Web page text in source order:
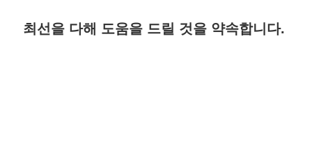
최선을 다해 도움을 드릴 것을 약속합니다.